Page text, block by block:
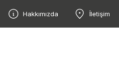
Hakkımızda İletişim